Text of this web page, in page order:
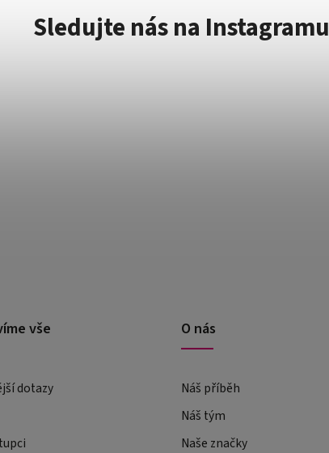
Sledujte nás na Instagramu
vše
dotazy
O nás
Náš příběh
Náš tým
Naše značky